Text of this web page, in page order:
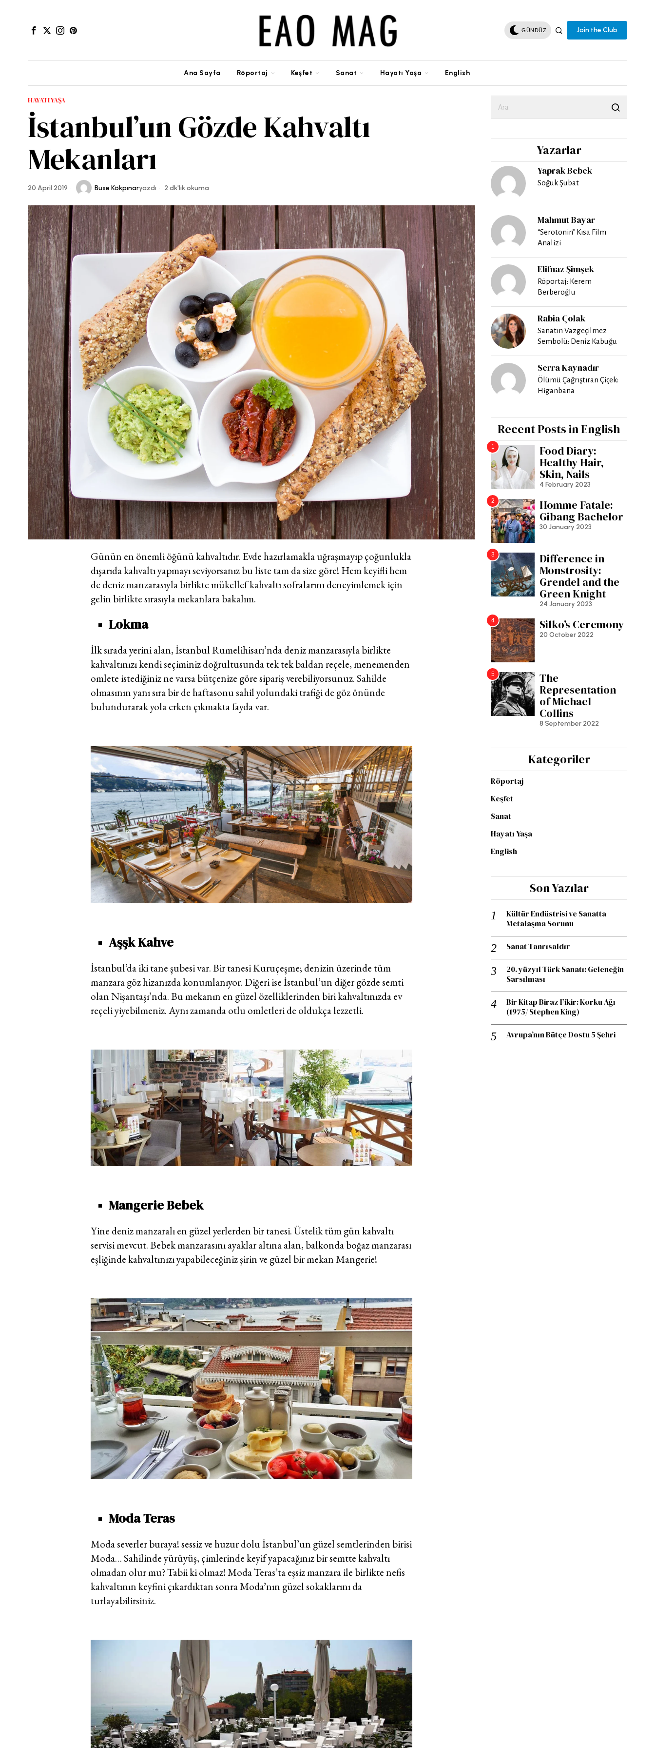
GÜNDÜZ Join the Club
Ana Sayfa Röportaj Keşfet Sanat Hayatı Yaşa English
HAYATI YAŞA
İstanbul’un Gözde Kahvaltı
Mekanları
20 April 2019 Buse Kökpınaryazdı 2 dk'lık okuma
Günün en önemli öğünü kahvaltıdır. Evde hazırlamakla uğraşmayıp çoğunlukla
dışarıda kahvaltı yapmayı seviyorsanız bu liste tam da size göre! Hem keyifli hem
de deniz manzarasıyla birlikte mükellef kahvaltı sofralarını deneyimlemek için
gelin birlikte sırasıyla mekanlara bakalım.
Lokma
İlk sırada yerini alan, İstanbul Rumelihisarı’nda deniz manzarasıyla birlikte
kahvaltınızı kendi seçiminiz doğrultusunda tek tek baldan reçele, menemenden
omlete istediğiniz ne varsa bütçenize göre sipariş verebiliyorsunuz. Sahilde
olmasının yanı sıra bir de haftasonu sahil yolundaki trafiği de göz önünde
bulundurarak yola erken çıkmakta fayda var.
Aşşk Kahve
İstanbul’da iki tane şubesi var. Bir tanesi Kuruçeşme; denizin üzerinde tüm
manzara göz hizanızda konumlanıyor. Diğeri ise İstanbul’un diğer gözde semti
olan Nişantaşı’nda. Bu mekanın en güzel özelliklerinden biri kahvaltınızda ev
reçeli yiyebilmeniz. Aynı zamanda otlu omletleri de oldukça lezzetli.
Mangerie Bebek
Yine deniz manzaralı en güzel yerlerden bir tanesi. Üstelik tüm gün kahvaltı
servisi mevcut. Bebek manzarasını ayaklar altına alan, balkonda boğaz manzarası
eşliğinde kahvaltınızı yapabileceğiniz şirin ve güzel bir mekan Mangerie!
Moda Teras
Moda severler buraya! sessiz ve huzur dolu İstanbul’un güzel semtlerinden birisi
Moda… Sahilinde yürüyüş, çimlerinde keyif yapacağınız bir semtte kahvaltı
olmadan olur mu? Tabii ki olmaz! Moda Teras’ta eşsiz manzara ile birlikte nefis
kahvaltının keyfini çıkardıktan sonra Moda’nın güzel sokaklarını da
turlayabilirsiniz.
Yazarlar
Yaprak Bebek
Soğuk Şubat
Mahmut Bayar
“Serotonin” Kısa Film
Analizi
Elifnaz Şimşek
Röportaj: Kerem
Berberoğlu
Rabia Çolak
Sanatın Vazgeçilmez
Sembolü: Deniz Kabuğu
Serra Kaynadır
Ölümü Çağrıştıran Çiçek:
Higanbana
Recent Posts in English
1
Food Diary:
Healthy Hair,
Skin, Nails
4 February 2023
2
Homme Fatale:
Gibang Bachelor
30 January 2023
3
Difference in
Monstrosity:
Grendel and the
Green Knight
24 January 2023
4 Silko’s Ceremony
20 October 2022
5
The
Representation
of Michael
Collins
8 September 2022
Kategoriler
Röportaj
Keşfet
Sanat
Hayatı Yaşa
English
Son Yazılar
Kültür Endüstrisi ve Sanatta
Metalaşma Sorunu
Sanat Tanrısaldır
20. yüzyıl Türk Sanatı: Geleneğin
Sarsılması
Bir Kitap Biraz Fikir: Korku Ağı
(1975/ Stephen King)
Avrupa’nın Bütçe Dostu 5 Şehri